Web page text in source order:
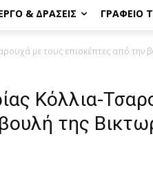
& ΔΡΆΣΕΙΣ ΓΡΑΦΕΊΟ
με τους επισκέπτες από την
Κόλλια-
της